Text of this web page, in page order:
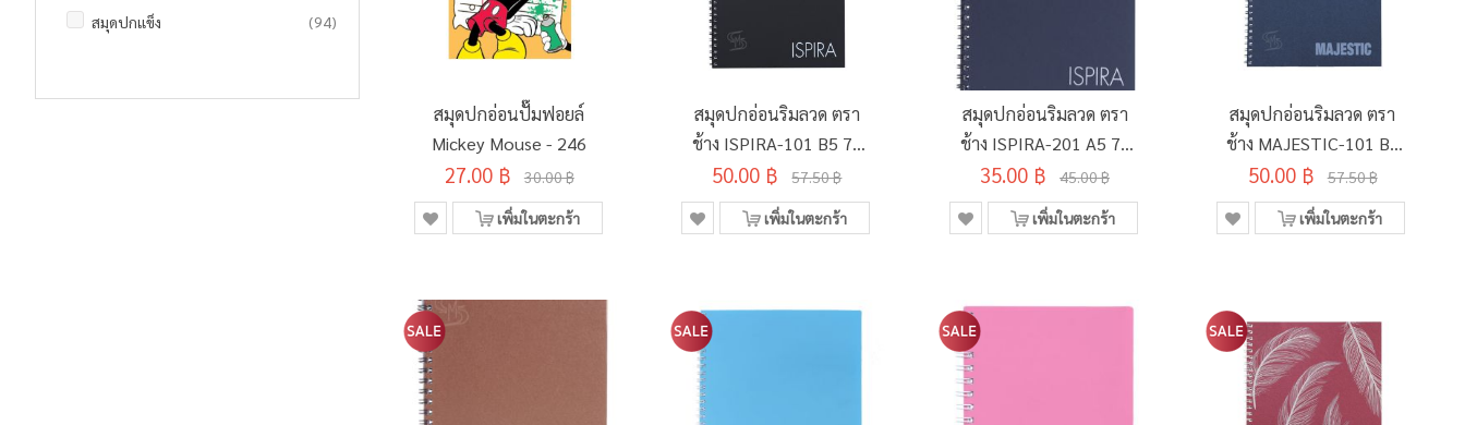
สมุดปกอ่อนปั๊มฟอยล์
Mickey Mouse - 246
27.00 ฿ 30.00 ฿
เพิ่มในตะกร้า
สมุดปกอ่อนริมลวด ตรา
ช้าง ISPIRA-101 B5 70
แกรม 60 แผ่น คละสี
50.00 ฿ 57.50 ฿
เพิ่มในตะกร้า
สมุดปกอ่อนริมลวด ตรา
ช้าง ISPIRA-201 A5 70
แกรม 60 แผ่น คละสี
35.00 ฿ 45.00 ฿
เพิ่มในตะกร้า
สมุดปกอ่อนริมลวด ตรา
ช้าง MAJESTIC-101 B5
70 แกรม 60 แผ่น คละสี
50.00 ฿ 57.50 ฿
เพิ่มในตะกร้า
สมุดปกแข็ง
94รายการ